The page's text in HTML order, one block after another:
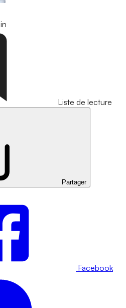
Liste de lecture
Partager
Facebook